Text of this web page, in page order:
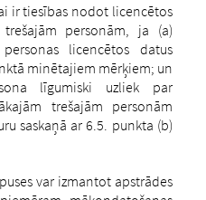
ir tiesības nodot licencētos
personām, ja (a)
licencētos datus
minētajiem mērķiem; un
līgumiski uzliek par
trešajām personām
saskaņā ar 6.5. punkta (b)
var izmantot apstrādes